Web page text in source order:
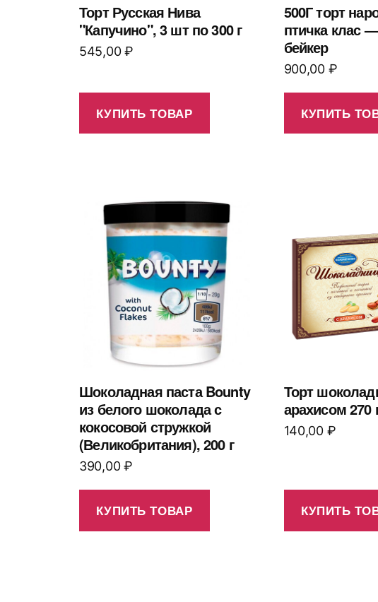
Торт Русская Нива
"Капучино", 3 шт по 300 г
545,00₽
КУПИТЬ ТОВАР
500Г торт
птичка клас
бейкер
900,00 ₽
КУПИТЬ
Шоколадная паста Bounty
из белого шоколада с
кокосовой стружкой
(Великобритания), 200 г
390,00₽
КУПИТЬ ТОВАР
Торт
арахисом 270
140,00 ₽
КУПИТЬ